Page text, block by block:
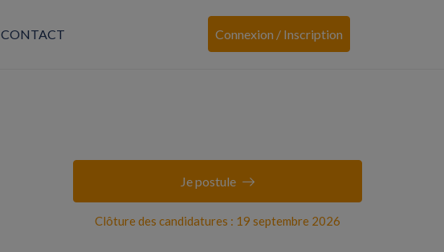
CONTACT Connexion / Inscription
Clôture des candidatures : 19 septembre 2026
Je postule